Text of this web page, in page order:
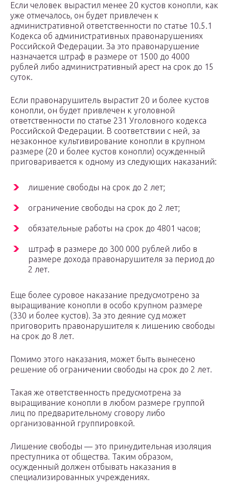
Если человек вырастил менее 20 кустов конопли, как
уже отмечалось, он будет привлечен к
административной ответственности по статье 10.5.1
Кодекса об административных правонарушениях
Российской Федерации. За это правонарушение
назначается штраф в размере от 1500 до 4000
рублей либо административный арест на срок до 15
суток.
Если правонарушитель вырастит 20 и более кустов
конопли, он будет привлечен к уголовной
ответственности по статье 231 Уголовного кодекса
Российской Федерации. В соответствии с ней, за
незаконное культивирование конопли в крупном
размере (20 и более кустов конопли) осужденный
приговаривается к одному из следующих наказаний:
лишение свободы на срок до 2 лет;
ограничение свободы на срок до 2 лет;
обязательные работы на срок до 4801 часов;
штраф в размере до 300 000 рублей либо в
размере дохода правонарушителя за период до
2 лет.
Еще более суровое наказание предусмотрено за
выращивание конопли в особо крупном размере
(330 и более кустов). За это деяние суд может
приговорить правонарушителя к лишению свободы
на срок до 8 лет.
Помимо этого наказания, может быть вынесено
решение об ограничении свободы на срок до 2 лет.
Такая же ответственность предусмотрена за
выращивание конопли в любом размере группой
лиц по предварительному сговору либо
организованной группировкой.
Лишение свободы — это принудительная изоляция
преступника от общества. Таким образом,
осужденный должен отбывать наказания в
специализированных учреждениях.